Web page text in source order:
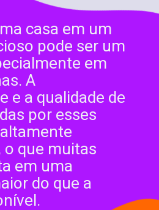
casa em um
pode ser um
em
A
e a qualidade de
por esses
o que muitas
em uma
do que a